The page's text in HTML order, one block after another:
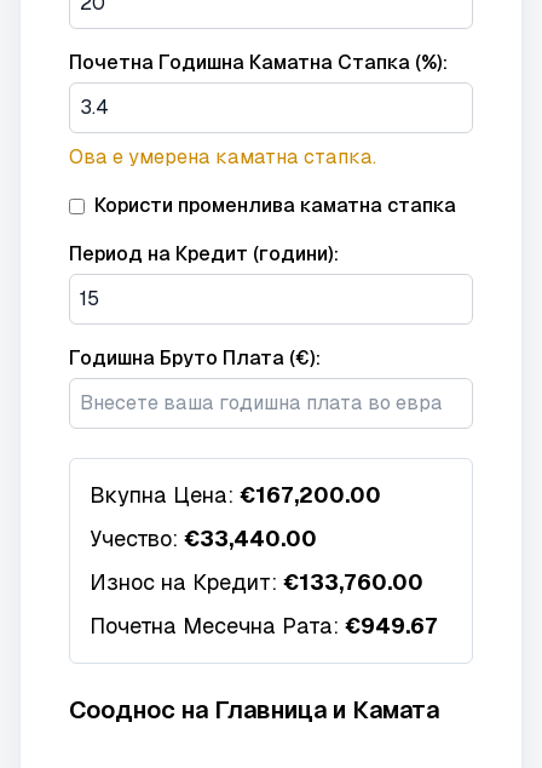
Почетна Годишна Каматна Стапка (%):
Ова е умерена каматна стапка.
Користи променлива каматна стапка
Период на Кредит (години):
Годишна Бруто Плата (€):
Вкупна Цена: €167,200.00
Учество: €33,440.00
Износ на Кредит: €133,760.00
Почетна Месечна Рата: €949.67
Сооднос на Главница и Камата